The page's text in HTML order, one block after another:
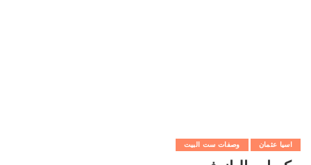
اسيا عثمان وصفات ست البيت